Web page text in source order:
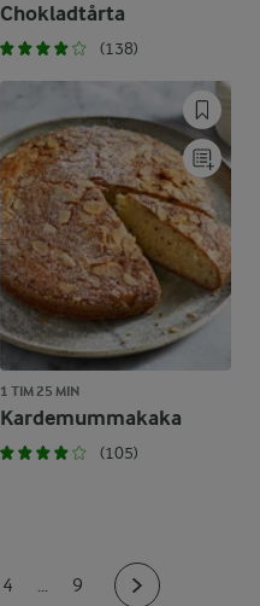
Chokladtårta
(138)
1 TIM 25 MIN
Kardemummakaka
(105)
4 ... 9